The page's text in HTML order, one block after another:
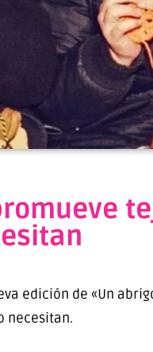
edición de «Un
necesitan.